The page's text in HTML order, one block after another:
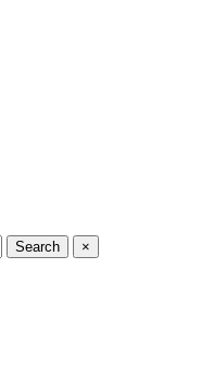
Search ×